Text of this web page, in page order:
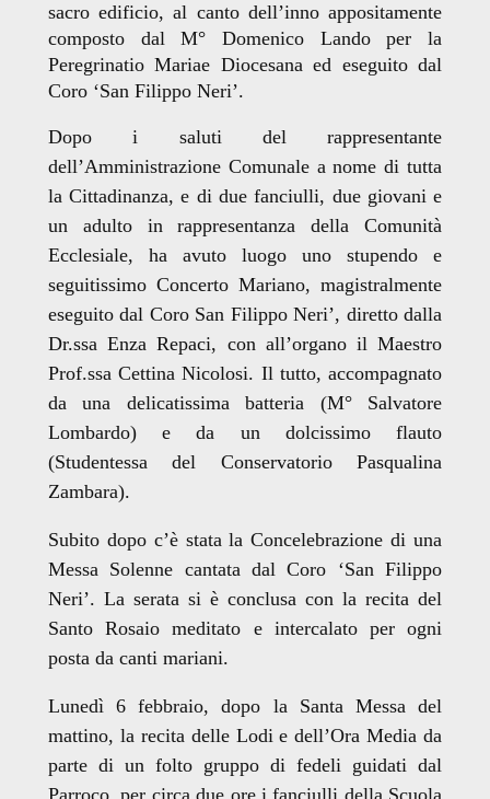
sacro edificio, al canto dell’inno appositamente
composto dal M° Domenico Lando per la
Peregrinatio Mariae Diocesana ed eseguito dal
Coro ‘San Filippo Neri’.
Dopo i saluti del rappresentante
dell’Amministrazione Comunale a nome di tutta
la Cittadinanza, e di due fanciulli, due giovani e
un adulto in rappresentanza della Comunità
Ecclesiale, ha avuto luogo uno stupendo e
seguitissimo Concerto Mariano, magistralmente
eseguito dal Coro San Filippo Neri’, diretto dalla
Dr.ssa Enza Repaci, con all’organo il Maestro
Prof.ssa Cettina Nicolosi. Il tutto, accompagnato
da una delicatissima batteria (M° Salvatore
Lombardo) e da un dolcissimo flauto
(Studentessa del Conservatorio Pasqualina
Zambara).
Subito dopo c’è stata la Concelebrazione di una
Messa Solenne cantata dal Coro ‘San Filippo
Neri’. La serata si è conclusa con la recita del
Santo Rosaio meditato e intercalato per ogni
posta da canti mariani.
Lunedì 6 febbraio, dopo la Santa Messa del
mattino, la recita delle Lodi e dell’Ora Media da
parte di un folto gruppo di fedeli guidati dal
Parroco, per circa due ore i fanciulli della Scuola